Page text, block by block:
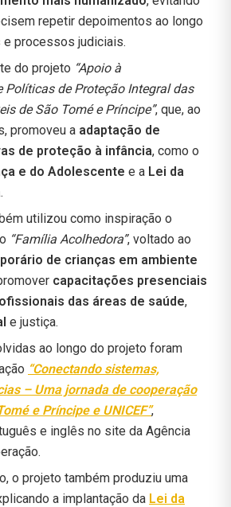
repetir depoimentos ao longo
processos judiciais.
do projeto “Apoio à
Políticas de Proteção Integral das
de São Tomé e Príncipe”, que, ao
promoveu a adaptação de
de proteção à infância, como o
e do Adolescente e a Lei da
.
utilizou como inspiração o
“Família Acolhedora”, voltado ao
de crianças em ambiente
capacitações presenciais
das áreas de saúde,
e justiça.
ao longo do projeto foram
“Conectando sistemas,
– Uma jornada de cooperação
e Príncipe e UNICEF”,
e inglês no site da Agência
o projeto também produziu uma
a implantação da Lei da